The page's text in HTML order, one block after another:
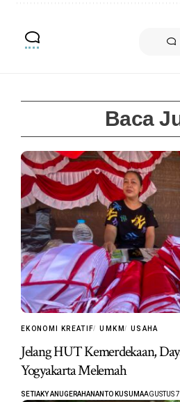
Baca
EKONOMI KREATIF UMKM USAHA
Jelang HUT Kemerdekaan,
Yogyakarta Melemah
SETIAKY ANUGERAHANANTO KUSUMAAGUSTUS